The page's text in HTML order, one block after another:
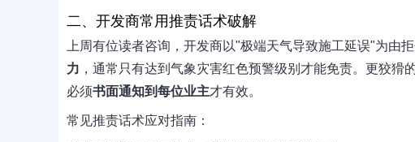
二、开发商常用推责话术破解
上周有位读者咨询，开发商以"极端天气导致施工延误"为由
力 ，通常只有达到气象灾害红色预警级别才能免责。更狡
必须书面通知到每位业主才有效。
常见推责话术应对指南：